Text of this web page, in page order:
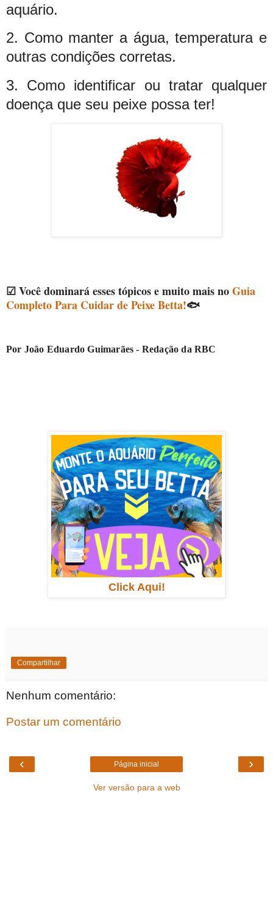
aquário.
2. Como manter a água, temperatura e
outras condições corretas.
3. Como identificar ou tratar qualquer
doença que seu peixe possa ter!
☑ Você dominará esses tópicos e muito mais noGuia
Completo Para Cuidar de Peixe Betta!🐟
Por João Eduardo Guimarães - Redação da RBC
Click Aqui!
Compartilhar
Nenhum comentário:
Postar um comentário
‹ ›
Página inicial
Ver versão para a web